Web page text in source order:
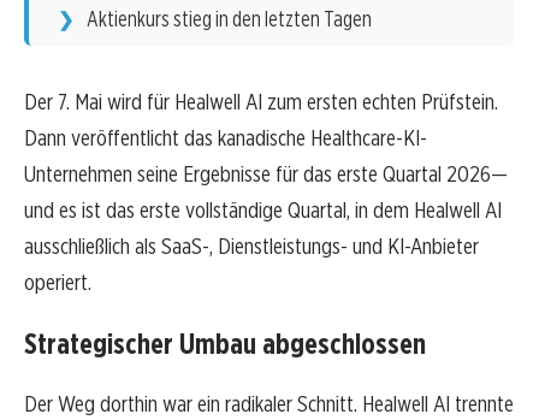
Aktienkurs stieg in den letzten Tagen
Der 7. Mai wird für Healwell AI zum ersten echten Prüfstein.
Dann veröffentlicht das kanadische Healthcare-KI-
Unternehmen seine Ergebnisse für das erste Quartal 2026—
und es ist das erste vollständige Quartal, in dem Healwell AI
ausschließlich als SaaS-, Dienstleistungs- und KI-Anbieter
operiert.
Strategischer Umbau abgeschlossen
Der Weg dorthin war ein radikaler Schnitt. Healwell AI trennte